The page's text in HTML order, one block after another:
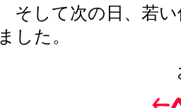
そして次の日、若い
ました。